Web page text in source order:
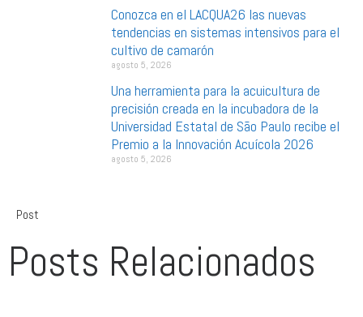
Conozca en el LACQUA26 las nuevas
tendencias en sistemas intensivos para el
cultivo de camarón
agosto 5, 2026
Una herramienta para la acuicultura de
precisión creada en la incubadora de la
Universidad Estatal de São Paulo recibe el
Premio a la Innovación Acuícola 2026
agosto 5, 2026
Post
Posts Relacionados